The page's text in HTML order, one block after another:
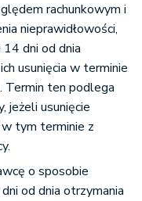
rachunkowym i
nieprawidłowości,
dni od dnia
usunięcia w terminie
Termin ten podlega
jeżeli usunięcie
w tym terminie z
o sposobie
od dnia otrzymania